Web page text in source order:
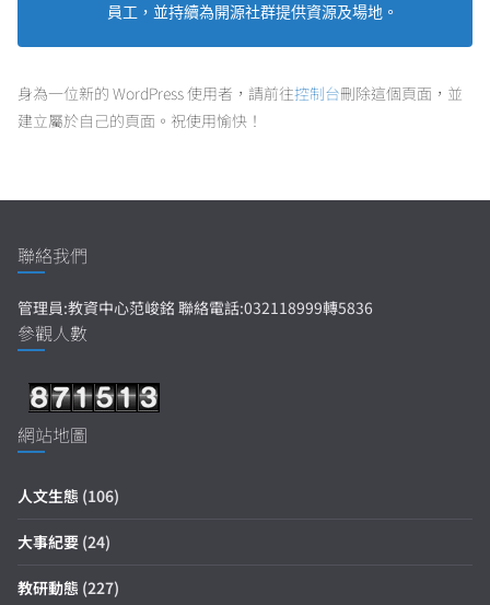
員工，並持續為開源社群提供資源及場地。
身為一位新的 WordPress 使用者，請前往控制台刪除這個頁面，並
建立屬於自己的頁面。祝使用愉快！
聯絡我們
管理員:教資中心范峻銘 聯絡電話:032118999轉5836
參觀人數
網站地圖
人文生態 (106)
大事紀要 (24)
教研動態 (227)